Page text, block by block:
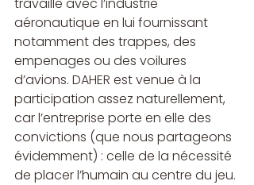
aéronautique en lui fournissant
notamment des trappes, des
empenages ou des voilures
d’avions. DAHER est venue à la
participation assez naturellement,
car l’entreprise porte en elle des
convictions (que nous partageons
évidemment) : celle de la nécessité
de placer l’humain au centre du jeu.